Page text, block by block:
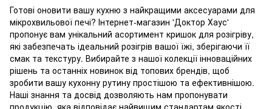
Готові оновити вашу кухню з найкращими аксесуарами для
мікрохвильової печі? Інтернет-магазин 'Доктор Хаус'
пропонує вам унікальний асортимент кришок для розігріву,
які забезпечать ідеальний розігрів вашої їжі, зберігаючи її
смак та текстуру. Вибирайте з нашої колекції інноваційних
рішень та останніх новинок від топових брендів, щоб
зробити вашу кухонну рутину простішою та ефективнішою.
Наші знання та досвід дозволяють нам пропонувати
продукцію, яка відповідає найвищим стандартам якості.